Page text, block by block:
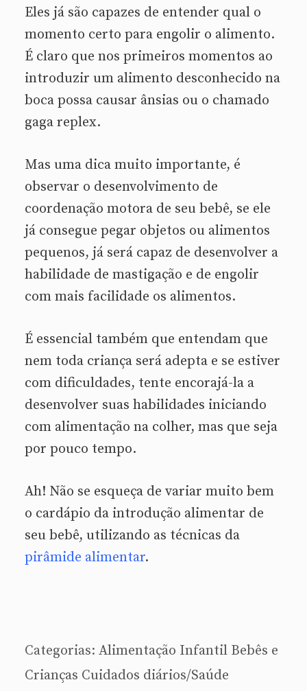
Eles já são capazes de entender qual o
momento certo para engolir o alimento.
É claro que nos primeiros momentos ao
introduzir um alimento desconhecido na
boca possa causar ânsias ou o chamado
gaga replex.
Mas uma dica muito importante, é
observar o desenvolvimento de
coordenação motora de seu bebê, se ele
já consegue pegar objetos ou alimentos
pequenos, já será capaz de desenvolver a
habilidade de mastigação e de engolir
com mais facilidade os alimentos.
É essencial também que entendam que
nem toda criança será adepta e se estiver
com dificuldades, tente encorajá-la a
desenvolver suas habilidades iniciando
com alimentação na colher, mas que seja
por pouco tempo.
Ah! Não se esqueça de variar muito bem
o cardápio da introdução alimentar de
seu bebê, utilizando as técnicas da
pirâmide alimentar.
Categorias: Alimentação Infantil Bebês e
Crianças Cuidados diários/Saúde